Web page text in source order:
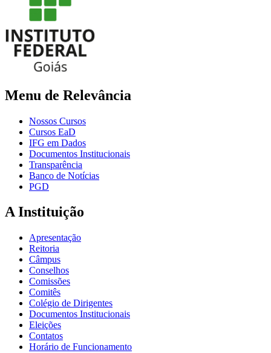
Menu de Relevância
Nossos Cursos
Cursos EaD
IFG em Dados
Documentos Institucionais
Transparência
Banco de Notícias
PGD
A Instituição
Apresentação
Reitoria
Câmpus
Conselhos
Comissões
Comitês
Colégio de Dirigentes
Documentos Institucionais
Eleições
Contatos
Horário de Funcionamento